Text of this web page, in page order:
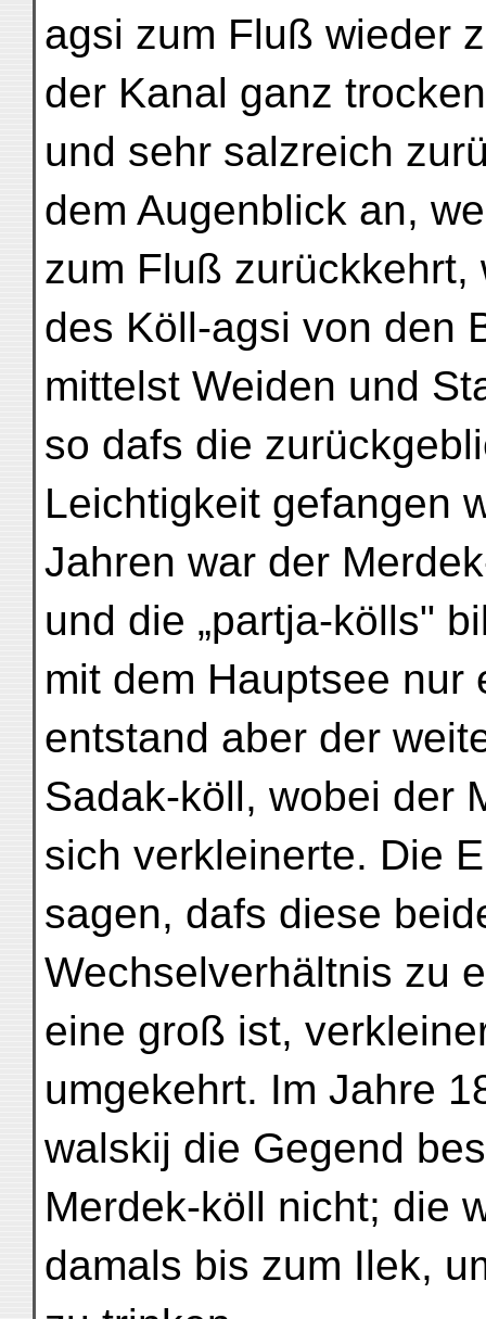
agsi zum Fluß wieder
der Kanal ganz
und sehr salzreich
dem Augenblick an,
zum Fluß zurückkehrt,
des Köll-agsi von den
mittelst Weiden und
so dafs die
Leichtigkeit gefangen
Jahren war der
und die „partja-kölls"
mit dem Hauptsee
entstand aber der
Sadak-köll, wobei der
sich verkleinerte. Die
sagen, dafs diese
Wechselverhältnis zu
eine groß ist,
umgekehrt. Im Jahre
walskij die Gegend
Merdek-köll nicht; die
damals bis zum Ilek,